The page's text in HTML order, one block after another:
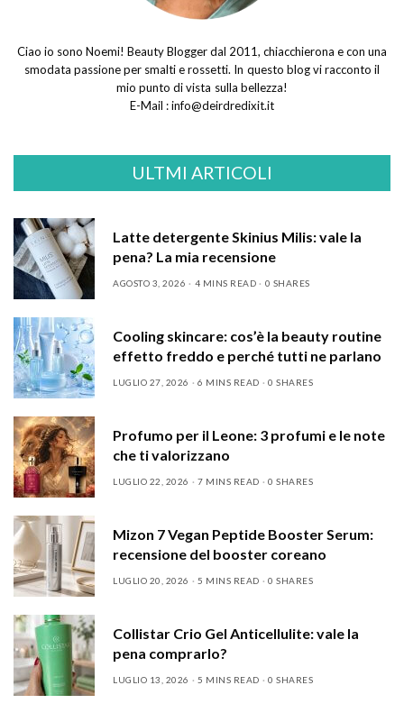
Ciao io sono Noemi! Beauty Blogger dal 2011, chiacchierona e con una
smodata passione per smalti e rossetti. In questo blog vi racconto il
mio punto di vista sulla bellezza!
E-Mail :info@deirdredixit.it
ULTMI ARTICOLI
Latte detergente Skinius Milis: vale la
pena? La mia recensione
AGOSTO 3, 2026 4 MINS READ 0 SHARES
Cooling skincare: cos’è la beauty routine
effetto freddo e perché tutti ne parlano
LUGLIO 27, 2026 6 MINS READ 0 SHARES
Profumo per il Leone: 3 profumi e le note
che ti valorizzano
LUGLIO 22, 2026 7 MINS READ 0 SHARES
Mizon 7 Vegan Peptide Booster Serum:
recensione del booster coreano
LUGLIO 20, 2026 5 MINS READ 0 SHARES
Collistar Crio Gel Anticellulite: vale la
pena comprarlo?
LUGLIO 13, 2026 5 MINS READ 0 SHARES